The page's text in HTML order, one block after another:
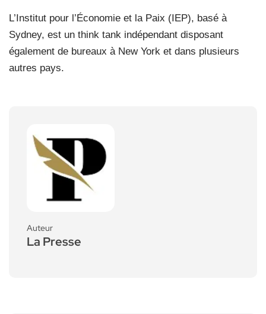
L’Institut pour l’Économie et la Paix (IEP), basé à
Sydney, est un think tank indépendant disposant
également de bureaux à New York et dans plusieurs
autres pays.
Auteur
La Presse